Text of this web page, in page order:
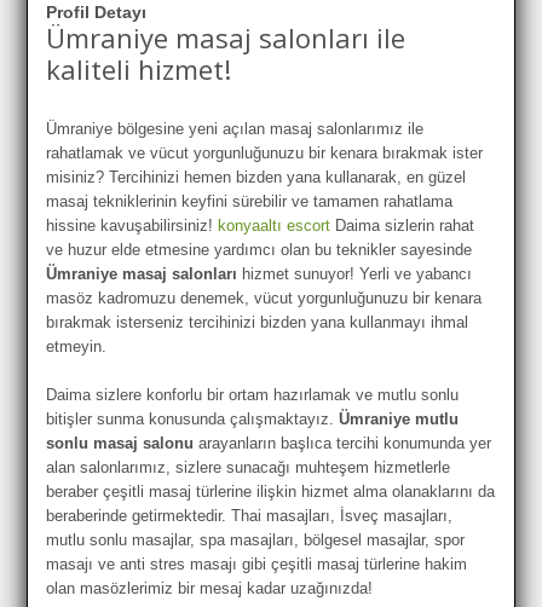
Profil Detayı
Ümraniye masaj salonları ile
kaliteli hizmet!
Ümraniye bölgesine yeni açılan masaj salonlarımız ile
rahatlamak ve vücut yorgunluğunuzu bir kenara bırakmak ister
misiniz? Tercihinizi hemen bizden yana kullanarak, en güzel
masaj tekniklerinin keyfini sürebilir ve tamamen rahatlama
hissine kavuşabilirsiniz!konyaaltı escort Daima sizlerin rahat
ve huzur elde etmesine yardımcı olan bu teknikler sayesinde
Ümraniye masaj salonları hizmet sunuyor! Yerli ve yabancı
masöz kadromuzu denemek, vücut yorgunluğunuzu bir kenara
bırakmak isterseniz tercihinizi bizden yana kullanmayı ihmal
etmeyin.
Daima sizlere konforlu bir ortam hazırlamak ve mutlu sonlu
bitişler sunma konusunda çalışmaktayız.Ümraniye mutlu
sonlu masaj salonu arayanların başlıca tercihi konumunda yer
alan salonlarımız, sizlere sunacağı muhteşem hizmetlerle
beraber çeşitli masaj türlerine ilişkin hizmet alma olanaklarını da
beraberinde getirmektedir. Thai masajları, İsveç masajları,
mutlu sonlu masajlar, spa masajları, bölgesel masajlar, spor
masajı ve anti stres masajı gibi çeşitli masaj türlerine hakim
olan masözlerimiz bir mesaj kadar uzağınızda!